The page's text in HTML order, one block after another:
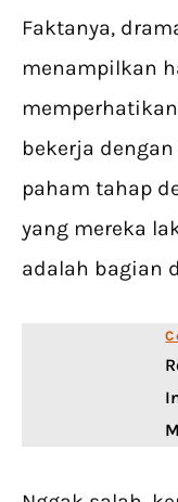
Faktanya,
menampilkan
bekerja
paham tahap
yang mereka
adalah bagian